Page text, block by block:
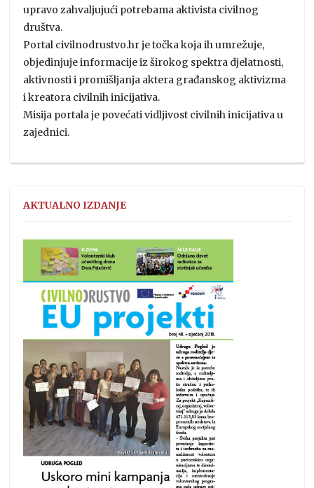
upravo zahvaljujući potrebama aktivista civilnog
društva.
Portal civilnodrustvo.hr je točka koja ih umrežuje,
objedinjuje informacije iz širokog spektra djelatnosti,
aktivnosti i promišljanja aktera građanskog aktivizma
i kreatora civilnih inicijativa.
Misija portala je povećati vidljivost civilnih inicijativa u
zajednici.
AKTUALNO IZDANJE